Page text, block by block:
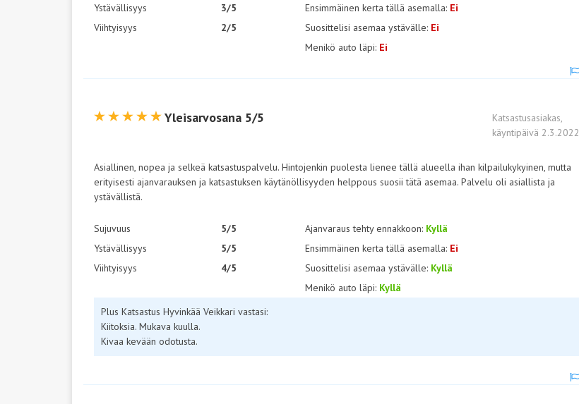
Ystävällisyys
Viihtyisyys
3/5
2/5
Ensimmäinen kerta tällä asemalla: Ei
Suosittelisi asemaa ystävälle: Ei
Menikö auto läpi: Ei
Yleisarvosana 5/5
Katsastusasiakas,
käyntipäivä 2.3.2022
Asiallinen, nopea ja selkeä katsastuspalvelu. Hintojenkin puolesta lienee tällä alueella ihan kilpailukykyinen, mutta
erityisesti ajanvarauksen ja katsastuksen käytänöllisyyden helppous suosii tätä asemaa. Palvelu oli asiallista ja
ystävällistä.
Sujuvuus
Ystävällisyys
Viihtyisyys
5/5
5/5
4/5
Ajanvaraus tehty ennakkoon: Kyllä
Ensimmäinen kerta tällä asemalla: Ei
Suosittelisi asemaa ystävälle: Kyllä
Menikö auto läpi: Kyllä
Plus Katsastus Hyvinkää Veikkari vastasi:
Kiitoksia. Mukava kuulla.
Kivaa kevään odotusta.